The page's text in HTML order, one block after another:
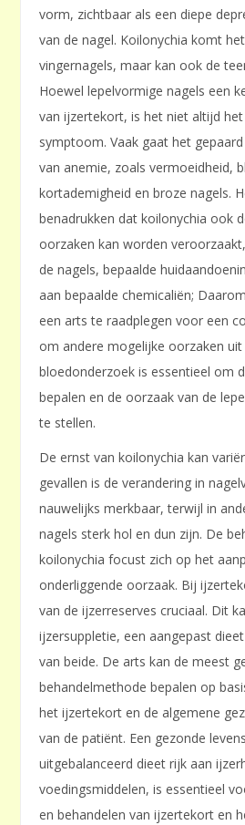
vorm, zichtbaar als een diepe
van de nagel. Koilonychia komt
vingernagels, maar kan ook de
Hoewel lepelvormige nagels een
van ijzertekort, is het niet altijd
symptoom. Vaak gaat het
van anemie, zoals vermoeidheid,
kortademigheid en broze nagels.
benadrukken dat koilonychia ook
oorzaken kan worden
de nagels, bepaalde
aan bepaalde chemicaliën;
een arts te raadplegen voor een
om andere mogelijke oorzaken uit
bloedonderzoek is essentieel om
bepalen en de oorzaak van de
te stellen.
De ernst van koilonychia kan
gevallen is de verandering in
nauwelijks merkbaar, terwijl in
nagels sterk hol en dun zijn. De
koilonychia focust zich op het
onderliggende oorzaak. Bij
van de ijzerreserves cruciaal. Dit
ijzersuppletie, een aangepast
van beide. De arts kan de meest
behandelmethode bepalen op
het ijzertekort en de algemene
van de patiënt. Een gezonde
uitgebalanceerd dieet rijk aan
voedingsmiddelen, is essentieel
en behandelen van ijzertekort en